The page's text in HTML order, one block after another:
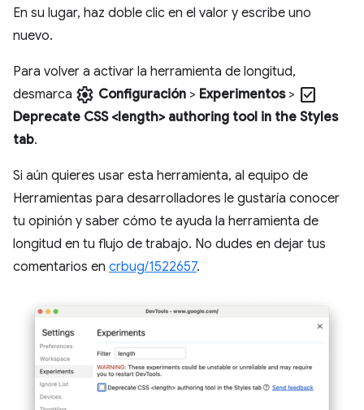
En su lugar, haz doble clic en el valor y escribe uno
nuevo.
Para volver a activar la herramienta de longitud,
desmarca settings Configuración > Experimentos> check_box
Deprecate CSS <length> authoring tool in the Styles
tab.
Si aún quieres usar esta herramienta, al equipo de
Herramientas para desarrolladores le gustaría conocer
tu opinión y saber cómo te ayuda la herramienta de
longitud en tu flujo de trabajo. No dudes en dejar tus
comentarios en crbug/1522657.